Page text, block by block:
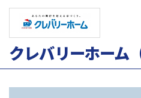
クレバリーホーム